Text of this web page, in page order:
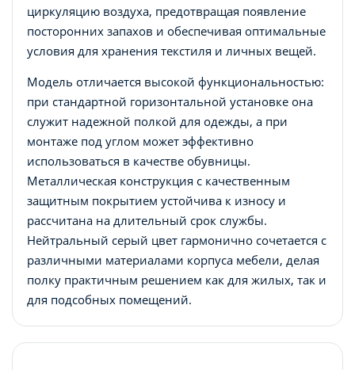
циркуляцию воздуха, предотвращая появление
посторонних запахов и обеспечивая оптимальные
условия для хранения текстиля и личных вещей.
Модель отличается высокой функциональностью:
при стандартной горизонтальной установке она
служит надежной полкой для одежды, а при
монтаже под углом может эффективно
использоваться в качестве обувницы.
Металлическая конструкция с качественным
защитным покрытием устойчива к износу и
рассчитана на длительный срок службы.
Нейтральный серый цвет гармонично сочетается с
различными материалами корпуса мебели, делая
полку практичным решением как для жилых, так и
для подсобных помещений.